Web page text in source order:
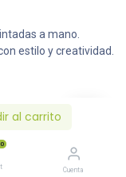
al carrito
0
Cuenta
a mano.
estilo y creatividad.